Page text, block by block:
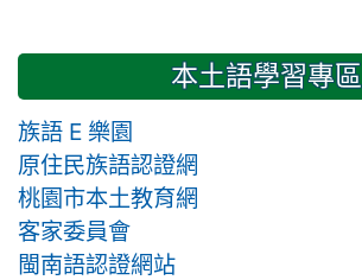
本土語學習專區
族語 E 樂園
原住民族語認證網
桃園市本土教育網
客家委員會
閩南語認證網站